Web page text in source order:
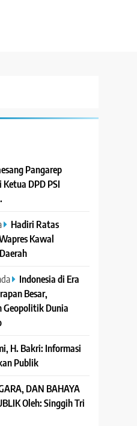
Pangarep
DPD PSI
Hadiri Ratas
Kawal
Indonesia di Era
Besar,
Geopolitik Dunia
H. Bakri: Informasi
Publik
DAN BAHAYA
Oleh: Singgih Tri